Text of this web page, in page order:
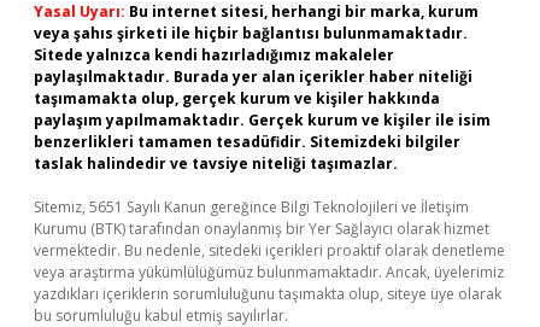
Yasal Uyarı: Bu internet sitesi, herhangi bir marka, kurum
veya şahıs şirketi ile hiçbir bağlantısı bulunmamaktadır.
Sitede yalnızca kendi hazırladığımız makaleler
paylaşılmaktadır. Burada yer alan içerikler haber niteliği
taşımamakta olup, gerçek kurum ve kişiler hakkında
paylaşım yapılmamaktadır. Gerçek kurum ve kişiler ile isim
benzerlikleri tamamen tesadüfidir. Sitemizdeki bilgiler
taslak halindedir ve tavsiye niteliği taşımazlar.
Sitemiz, 5651 Sayılı Kanun gereğince Bilgi Teknolojileri ve İletişim
Kurumu (BTK) tarafından onaylanmış bir Yer Sağlayıcı olarak hizmet
vermektedir. Bu nedenle, sitedeki içerikleri proaktif olarak denetleme
veya araştırma yükümlülüğümüz bulunmamaktadır. Ancak, üyelerimiz
yazdıkları içeriklerin sorumluluğunu taşımakta olup, siteye üye olarak
bu sorumluluğu kabul etmiş sayılırlar.